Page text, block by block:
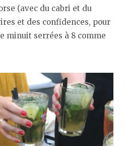
(avec du cabri et du
et des confidences, pour
minuit serrées à 8 comme